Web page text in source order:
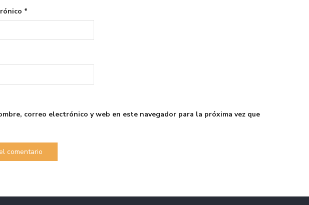
*
correo electrónico y web en este navegador para la próxima vez que